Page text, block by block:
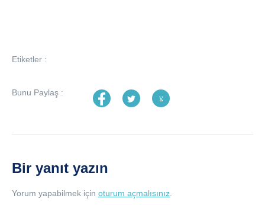
Etiketler :
Bunu Paylaş :
Bir yanıt yazın
Yorum yapabilmek için oturum açmalısınız